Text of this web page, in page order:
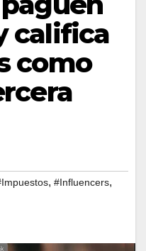
califica
como
, #Influencers,